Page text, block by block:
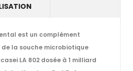
est un complément
la souche microbiotique
LA 802 dosée à 1 milliard